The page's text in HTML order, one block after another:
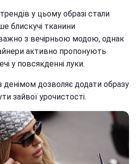
у цьому образі стали
блискучі тканини
з вечірньою модою, однак
активно пропонують
у повсякденні луки.
денімом дозволяє додати образу
зайвої урочистості.